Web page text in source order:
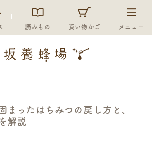
読みもの 買い物かご メニュー
まったはちみつの戻し方と、
解説